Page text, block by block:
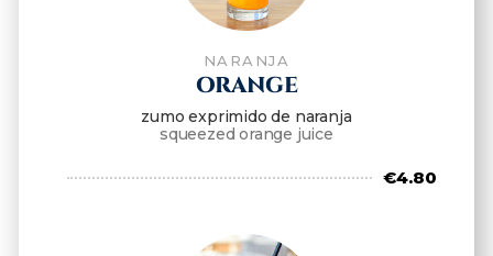
NARANJA
ORANGE
zumo exprimido de naranja
squeezed orange juice
€4.80